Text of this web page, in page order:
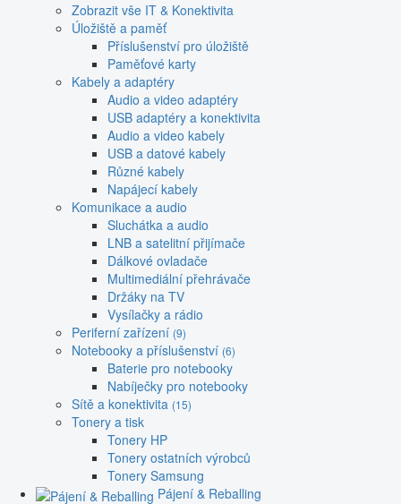
Zobrazit vše IT & Konektivita
Úložiště a paměť
Příslušenství pro úložiště
Paměťové karty
Kabely a adaptéry
Audio a video adaptéry
USB adaptéry a konektivita
Audio a video kabely
USB a datové kabely
Různé kabely
Napájecí kabely
Komunikace a audio
Sluchátka a audio
LNB a satelitní přijímače
Dálkové ovladače
Multimediální přehrávače
Držáky na TV
Vysílačky a rádio
Periferní zařízení (9)
Notebooky a příslušenství (6)
Baterie pro notebooky
Nabíječky pro notebooky
Sítě a konektivita (15)
Tonery a tisk
Tonery HP
Tonery ostatních výrobců
Tonery Samsung
Pájení & Reballing